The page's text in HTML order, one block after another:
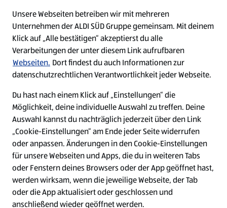
W
i
r
d
a
u
f
W
i
r
d
a
u
f
W
i
r
d
a
u
f
W
i
r
d
a
Cookie - Liste
Datenschutz
Unsere Webseiten betreiben wir mit mehreren
Unternehmen der ALDI SÜD Gruppe gemeinsam. Mit deinem
Klick auf „Alle bestätigen“ akzeptierst du alle
Verarbeitungen der unter diesem Link aufrufbaren
Webseiten. Dort findest du auch Informationen zur
datenschutzrechtlichen Verantwortlichkeit jeder Webseite.
Du hast nach einem Klick auf „Einstellungen“ die
Möglichkeit, deine individuelle Auswahl zu treffen. Deine
Auswahl kannst du nachträglich jederzeit über den Link
„Cookie-Einstellungen“ am Ende jeder Seite widerrufen
oder anpassen. Änderungen in den Cookie-Einstellungen
für unsere Webseiten und Apps, die du in weiteren Tabs
oder Fenstern deines Browsers oder der App geöffnet hast,
werden wirksam, wenn die jeweilige Webseite, der Tab
oder die App aktualisiert oder geschlossen und
anschließend wieder geöffnet werden.